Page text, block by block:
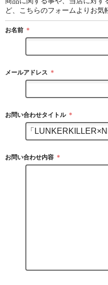
ど、こちらのフォームよりお気
お名前 ＊
メールアドレス ＊
お問い合わせタイトル ＊
お問い合わせ内容 ＊